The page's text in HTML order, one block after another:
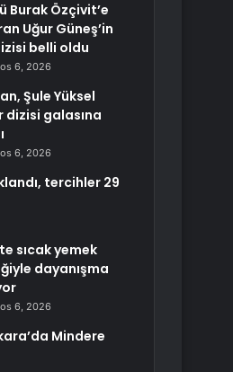
Burak Özçivit’e
Uğur Güneş’in
belli oldu
6, 2026
Şule Yüksel
dizisi galasına
6, 2026
tercihler 29
sıcak yemek
dayanışma
6, 2026
Mindere